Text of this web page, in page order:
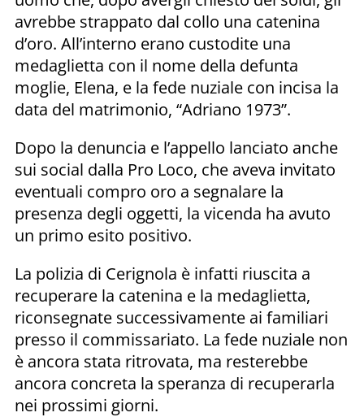
avrebbe strappato dal collo una catenina
d’oro. All’interno erano custodite una
medaglietta con il nome della defunta
moglie, Elena, e la fede nuziale con incisa la
data del matrimonio, “Adriano 1973”.
Dopo la denuncia e l’appello lanciato anche
sui social dalla Pro Loco, che aveva invitato
eventuali compro oro a segnalare la
presenza degli oggetti, la vicenda ha avuto
un primo esito positivo.
La polizia di Cerignola è infatti riuscita a
recuperare la catenina e la medaglietta,
riconsegnate successivamente ai familiari
presso il commissariato. La fede nuziale non
è ancora stata ritrovata, ma resterebbe
ancora concreta la speranza di recuperarla
nei prossimi giorni.